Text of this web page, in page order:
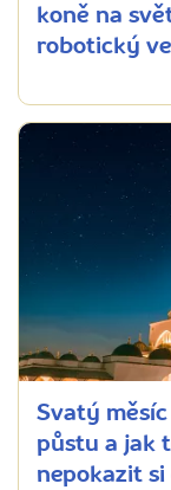
koně na
robotický
Svatý
půstu a jak
nepokazit si